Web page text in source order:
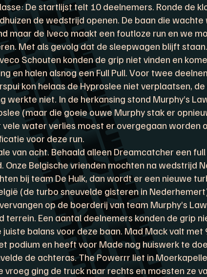
De startlijst telt 10 deelnemers. Ronde de
de wedstrijd openen. De baan die wachte
maar de Iveco maakt een foutloze run en we
Met als gevolg dat de sleepwagen blijft
Schouten konden de grip niet vinden en
en halen alsnog een Full Pull. Voor twee
kon helaas de Hyproslee niet verplaatsen,
werkte niet. In de herkansing stond Murphy’s
(maar die goeie ouwe Murphy stak er
vele water verlies moest er overgegaan worden
voor deze run.
van acht. Behaald alleen Dreamcatcher een
Onze Belgische vrienden mochten na wedstrijd
bij team De Hulk, dan wordt er een nieuwe
(de turbo sneuvelde gisteren in
op de boerderij van team Murphy’s
terrein. Een aantal deelnemers konden de grip
juiste balans voor deze baan. Mad Mack valt
podium en heeft voor Made nog huiswerk te
de achteras. The Powerrr liet in
vroeg ging de truck naar rechts en moesten ze